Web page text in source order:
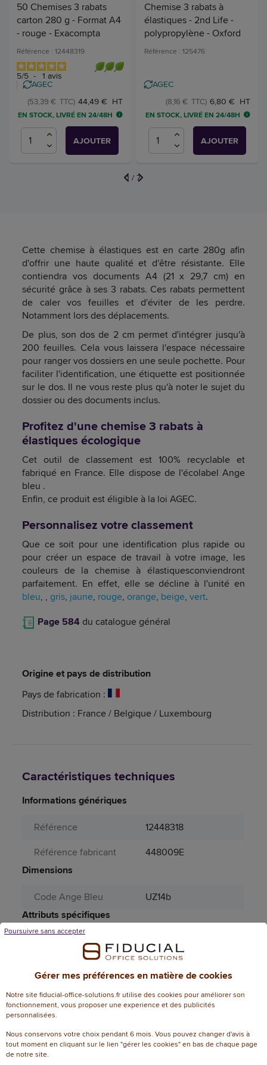
50 Chemises 3 rabats
carton 280 g - Format A4
- rouge - Exacompta
Référence : 12448319
5/5 - 1 avis
AGEC
44,49 € HT
(53,39 € TTC)
EN STOCK, LIVRÉ EN 24/48H
AJOUTER
Chemise 3 rabats à
élastiques - 2nd Life -
polypropylène - Oxford
Référence : 125476
AGEC
6,80 € HT
(8,16 € TTC)
EN STOCK, LIVRÉ EN 24/48H
AJOUTER
1 / 7
Cette chemise à élastiques est en carte 280g afin
d'offrir une haute qualité et d'être résistante. Elle
contiendra vos documents A4 (21 x 29,7 cm) en
sécurité grâce à ses 3 rabats. Ces rabats permettent
de caler vos feuilles et d'éviter de les perdre.
Notamment lors des déplacements.
De plus, son dos de 2 cm permet d'intégrer jusqu'à
200 feuilles. Cela vous laissera l'espace nécessaire
pour ranger vos dossiers en une seule pochette. Pour
faciliter l'identification, une étiquette est positionnée
sur le dos. Il ne vous reste plus qu'à noter le sujet du
dossier ou des documents inclus.
Profitez d'une chemise 3 rabats à
élastiques écologique
Cet outil de classement est 100% recyclable et
fabriqué en France. Elle dispose de l'écolabel Ange
bleu .
Enfin, ce produit est éligible à la loi AGEC.
Personnalisez votre classement
Que ce soit pour une identification plus rapide ou
pour créer un espace de travail à votre image, les
couleurs de la chemise à élastiquesconviendront
parfaitement. En effet, elle se décline à l'unité en
bleu, , gris, jaune, rouge,orange, beige,vert.
Page 584 du catalogue général
Origine et pays de distribution
Pays de fabrication :
Distribution : France / Belgique / Luxembourg
Caractéristiques techniques
Informations génériques
Référence
12448318
Référence fabricant
448009E
Dimensions
Code Ange Bleu
UZ14b
Attributs spécifiques
Non
feuilles
200
Couleur (sauvegarde
PRO185)
orange
Format du contenu
A4
Gérer mes préférences en matière de cookies
Notre site fiducial-office-solutions.fr utilise des cookies pour améliorer son
fonctionnement, vous proposer une experience et des publicités
personnalisées.
Nous conservons votre choix pendant 6 mois. Vous pouvez changer d'avis à
tout moment en cliquant sur le lien "gérer les cookies" en bas de chaque page
de notre site.
Poursuivre sans accepter